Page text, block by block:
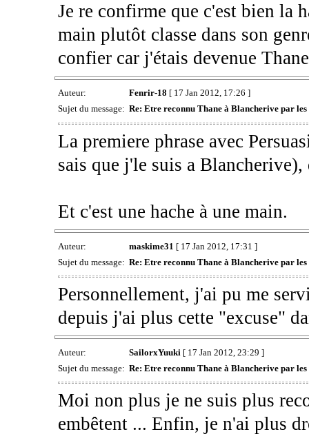
Je re confirme que c'est bien la
main plutôt classe dans son
confier car j'étais devenue
Auteur: Fenrir-18 [ 17 Jan 2012, 17:26 ]
Sujet du message: Re: Etre reconnu Thane à Blancherive par les
La premiere phrase avec
sais que j'le suis a
Et c'est une hache à une main.
Auteur: maskime31 [ 17 Jan 2012, 17:31 ]
Sujet du message: Re: Etre reconnu Thane à Blancherive par les
Personnellement, j'ai pu me
depuis j'ai plus cette "excuse"
Auteur: SailorxYuuki [ 17 Jan 2012, 23:29 ]
Sujet du message: Re: Etre reconnu Thane à Blancherive par les
Moi non plus je ne suis plus
embêtent ... Enfin, je n'ai plus